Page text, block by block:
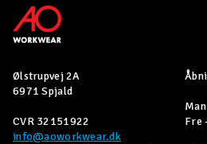
Ølstrupvej 2A
6971 Spjald
CVR 32151922
info@aoworkwear.dk
Fre